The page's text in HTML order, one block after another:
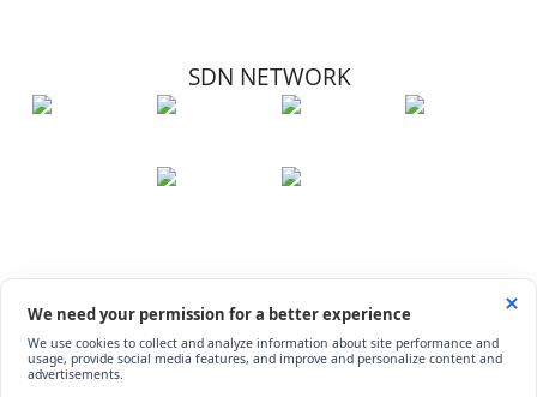
SDN NETWORK